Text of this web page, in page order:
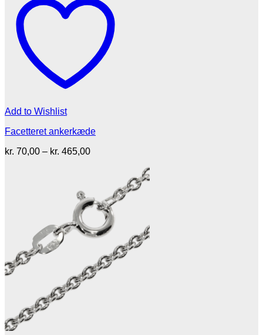
Add to Wishlist
Facetteret ankerkæde
kr. 70,00 – kr. 465,00Prisinterval:
kr. 465,00